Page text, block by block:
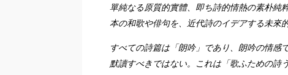
單純なる原質的實體、即ち詩的情熱の素朴純
本の和歌や俳句を、近代詩のイデアする未來
すべての詩篇は「朗吟」であり、朗吟の情感
默讀すべきではない。これは「歌ふための詩